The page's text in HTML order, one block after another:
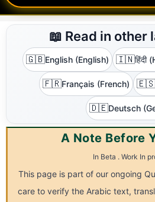
📖 Read in other
🇬🇧English (English) 🇮🇳हिंदी
🇫🇷Français (French) 🇪🇸
🇩🇪Deutsch
A Note Before
In Beta . Work In
This page is part of our ongoing
care to verify the Arabic text,